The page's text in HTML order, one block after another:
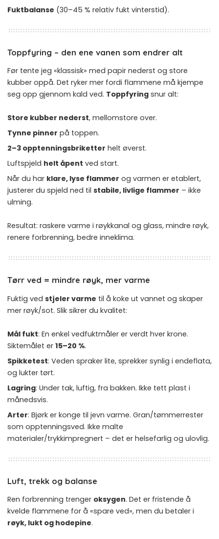
Fuktbalanse (30–45 % relativ fukt vinterstid).
Toppfyring – den ene vanen som endrer alt
Før tente jeg «klassisk» med papir nederst og store
kubber oppå. Det ryker mer fordi flammene må kjempe
seg opp gjennom kald ved. Toppfyring snur alt:
Store kubber nederst, mellomstore over.
Tynne pinner på toppen.
2–3 opptenningsbriketter helt øverst.
Luftspjeld helt åpent ved start.
Når du har klare, lyse flammer og varmen er etablert,
justerer du spjeld ned til stabile, livlige flammer – ikke
ulming.
Resultat: raskere varme i røykkanal og glass, mindre røyk,
renere forbrenning, bedre inneklima.
Tørr ved = mindre røyk, mer varme
Fuktig ved stjeler varme til å koke ut vannet og skaper
mer røyk/sot. Slik sikrer du kvalitet:
Mål fukt: En enkel vedfuktmåler er verdt hver krone.
Siktemålet er 15–20 %.
Spikketest: Veden spraker lite, sprekker synlig i endeflata,
og lukter tørt.
Lagring: Under tak, luftig, fra bakken. Ikke tett plast i
månedsvis.
Arter: Bjørk er konge til jevn varme. Gran/tømmerrester
som opptenningsved. Ikke malte
materialer/trykkimpregnert – det er helsefarlig og ulovlig.
Luft, trekk og balanse
Ren forbrenning trenger oksygen. Det er fristende å
kvelde flammene for å «spare ved», men du betaler i
røyk, lukt og hodepine.